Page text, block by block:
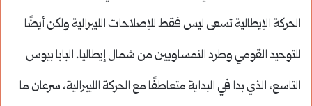
الحركة الإيطالية تسعى ليس فقط للإصلاحات الليبرالية ولكن أيضًا
للتوحيد القومي وطرد النمساويين من شمال إيطاليا. البابا بيوس
التاسع، الذي بدا في البداية متعاطفًا مع الحركة الليبرالية، سرعان ما